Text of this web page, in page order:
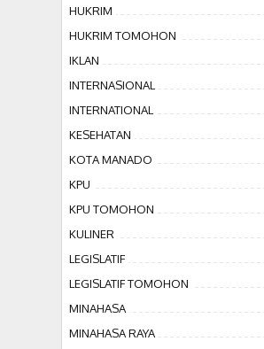
HUKRIM
HUKRIM TOMOHON
IKLAN
INTERNASIONAL
INTERNATIONAL
KESEHATAN
KOTA MANADO
KPU
KPU TOMOHON
KULINER
LEGISLATIF
LEGISLATIF TOMOHON
MINAHASA
MINAHASA RAYA